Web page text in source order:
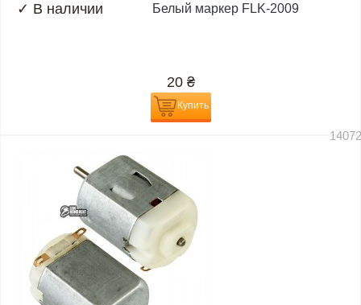
✓ В наличии Белый маркер FLK-2009
20 ₴
Купить